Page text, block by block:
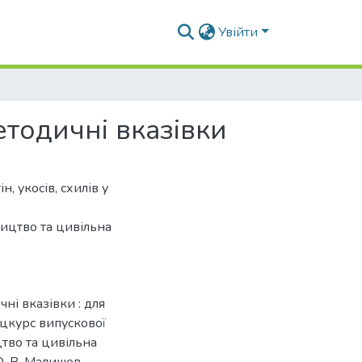
Увійти
вказівки
укосів, схилів у
та цивільна
вказівки : для
випускової
та цивільна